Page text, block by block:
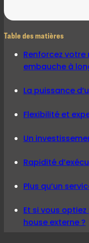
Table des matières
Renforcez
embauche à
La puissance
Flexibilité et
Un
Rapidité
Plus qu’un
Et si vous
house externe ?